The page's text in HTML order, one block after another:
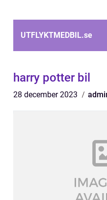
UTFLYKTMEDBIL.se
harry potter bil
28 december 2023